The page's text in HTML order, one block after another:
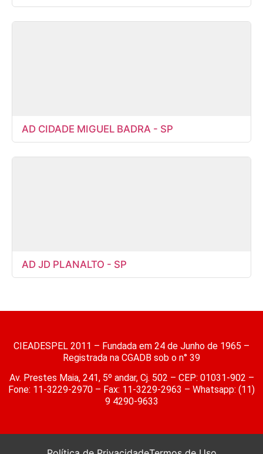
AD CIDADE MIGUEL BADRA - SP
AD JD PLANALTO - SP
CIEADESPEL 2011 – Fundada em 24 de Junho de 1965 –
Registrada na CGADB sob o n° 39
Av. Prestes Maia, 241, 5º andar, Cj. 502 – CEP: 01031-902 –
Fone: 11-3229-2970 – Fax: 11-3229-2963 – Whatsapp: (11)
9 4290-9633